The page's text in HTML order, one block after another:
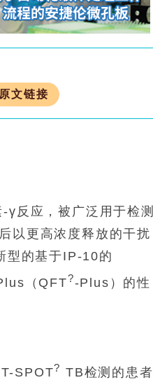
文链接
反应，被广泛用于检测
以更高浓度释放的干扰
型的基于IP-10的
（QFT?-Plus）的性
SPOT? TB检测的患者